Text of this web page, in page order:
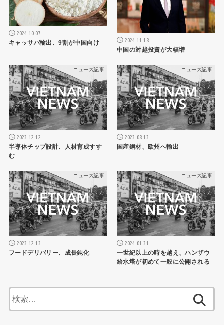
2024.10.07
キャッサバ輸出、9割が中国向け 2024.11.18
中国の対越投資が大幅増
ニュース記事
2023.12.12
半導体チップ設計、人材育成すす
む
ニュース記事
2023.08.13
国産鋼材、欧州へ輸出
ニュース記事
2023.12.13
フードデリバリー、成長鈍化
ニュース記事
2024.01.31
一世紀以上の時を越え、ハンザウ
給水塔が初めて一般に公開される
索: